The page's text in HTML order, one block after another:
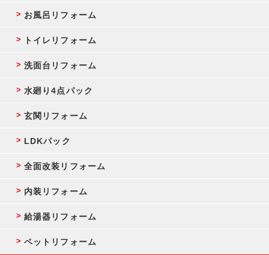
お風呂リフォーム
トイレリフォーム
洗面台リフォーム
水廻り4点パック
玄関リフォーム
LDKパック
全面改装リフォーム
内装リフォーム
給湯器リフォーム
ペットリフォーム